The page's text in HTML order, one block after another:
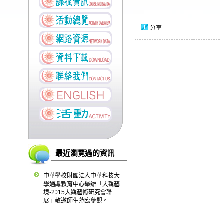
最近瀏覽過的資訊
中華學校財團法人中華科技大
學通識教育中心舉辦「大觀藝
境-2015大觀藝術研究會聯
展」敬邀師生蒞臨參觀。
分享